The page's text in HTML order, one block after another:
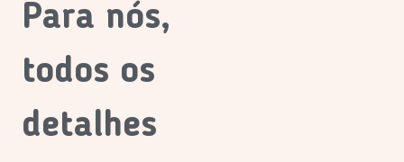
Para nós,
todos os
detalhes